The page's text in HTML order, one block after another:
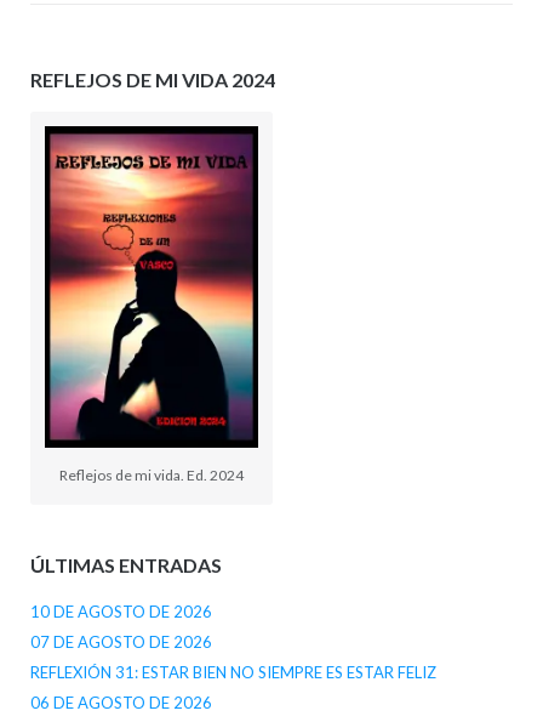
REFLEJOS DE MI VIDA 2024
Reflejos de mi vida. Ed. 2024
ÚLTIMAS ENTRADAS
10 DE AGOSTO DE 2026
07 DE AGOSTO DE 2026
REFLEXIÓN 31: ESTAR BIEN NO SIEMPRE ES ESTAR FELIZ
06 DE AGOSTO DE 2026